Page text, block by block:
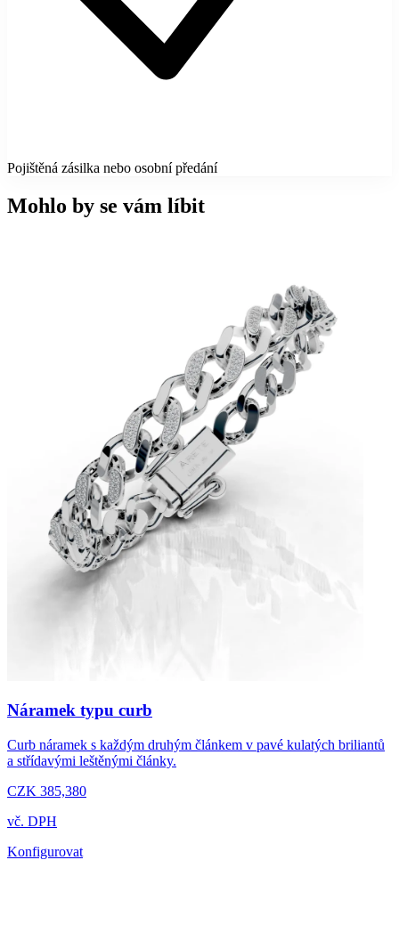
Pojištěná zásilka nebo osobní předání
Mohlo by se vám líbit
Náramek typu curb
Curb náramek s každým druhým článkem v pavé kulatých briliantů
a střídavými leštěnými články.
CZK 385,380
vč. DPH
Konfigurovat